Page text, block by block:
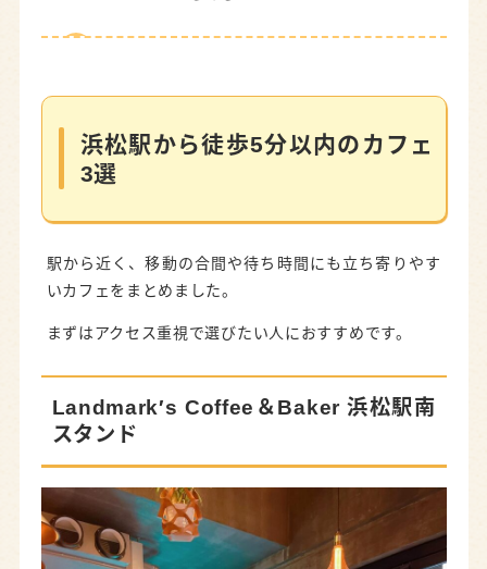
エプロント 浜松UP-ON店
WILL COFFEE&BAR（ウィルコーヒー）
浜松駅前でゆっくりできるカフェ3選
トゥルネラパージュ（Tournez La Page）
MEI COFFEE & GALLERY
café macolinne (カフェマコリンヌ）
トスカ (TOSCA)
La Pullman Caffe’（ラ プルマン カフェ）
MARK’S CAFE（マークスカフェ）
まとめ｜浜松駅前でお気に入りのカフェを見つ
浜松駅から徒歩5分以内のカフェ
3選
駅から近く、移動の合間や待ち時間にも立ち寄りやす
いカフェをまとめました。
まずはアクセス重視で選びたい人におすすめです。
Landmark′s Coffee＆Baker 浜松駅南
スタンド